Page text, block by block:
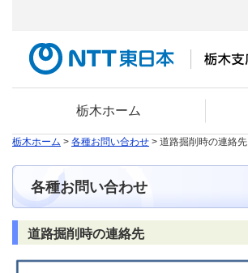
栃木ホーム
栃木ホーム > 各種お問い合わせ > 道路掘削時の連絡先
各種お問い合わせ
道路掘削時の連絡先